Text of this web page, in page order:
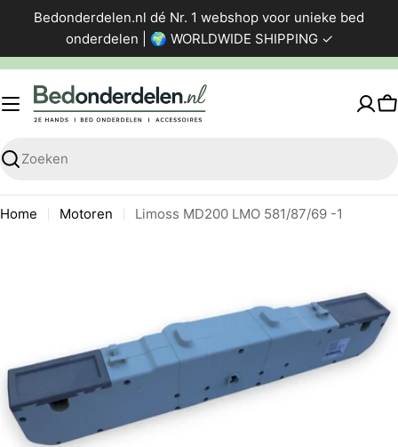
de
inhoud
Bedonderdelen.nl dé Nr. 1 webshop voor unieke bed
onderdelen | 🌍 WORLDWIDE SHIPPING ✓
Zoeken
Home Motoren
Limoss MD200 LMO 581/87/69 -1
0 zichtbaar in de afbeeldingen